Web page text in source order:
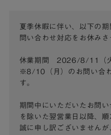
夏季休暇に伴い、以下の
問い合わせ対応をお休みさ
休業期間 2026/8/11（
※8/10（月）のお問い合
す。
期間中にいただいたお問
を除いた翌営業日以降、
誠に申し訳ございません